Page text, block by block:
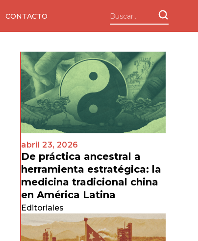
CONTACTO
abril 23, 2026
De práctica ancestral a
herramienta estratégica: la
medicina tradicional china
en América Latina
Editoriales